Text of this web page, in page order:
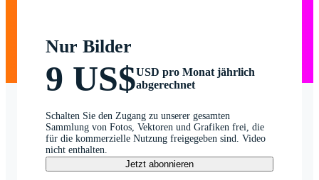
Nur Bilder
9 US$USD pro Monat jährlich
abgerechnet
Schalten Sie den Zugang zu unserer gesamten
Sammlung von Fotos, Vektoren und Grafiken frei, die
für die kommerzielle Nutzung freigegeben sind. Video
nicht enthalten.
Jetzt abonnieren